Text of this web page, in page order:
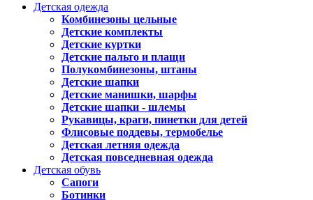
Детская одежда
Комбинезоны цельные
Детские комплекты
Детские куртки
Детские пальто и плащи
Полукомбинезоны, штаны
Детские шапки
Детские манишки, шарфы
Детские шапки - шлемы
Рукавицы, краги, пинетки для детей
Флисовые поддевы, термобелье
Детская летняя одежда
Детская повседневная одежда
Детская обувь
Сапоги
Ботинки